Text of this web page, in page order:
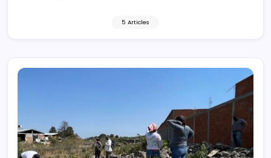
5 Articles